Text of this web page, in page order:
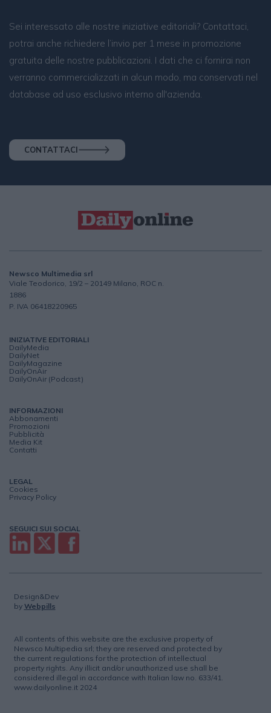
Sei interessato alle nostre iniziative editoriali? Contattaci,
potrai anche richiedere l’invio per 1 mese in promozione
gratuita delle nostre pubblicazioni. I dati che ci fornirai non
verranno commercializzati in alcun modo, ma conservati nel
database ad uso esclusivo interno all'azienda.
CONTATTACI
Newsco Multimedia srl
Viale Teodorico, 19/2 – 20149 Milano, ROC n.
1886
P. IVA 06418220965
INIZIATIVE EDITORIALI
DailyMedia
DailyNet
DailyMagazine
DailyOnAir
DailyOnAir (Podcast)
INFORMAZIONI
Abbonamenti
Promozioni
Pubblicità
Media Kit
Contatti
LEGAL
Cookies
Privacy Policy
SEGUICI SUI SOCIAL
Design&Dev
by Webpills
All contents of this website are the exclusive property of
Newsco Multipedia srl; they are reserved and protected by
the current regulations for the protection of intellectual
property rights. Any illicit and/or unauthorized use shall be
considered illegal in accordance with Italian law no. 633/41.
www.dailyonline.it 2024